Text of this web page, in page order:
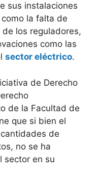
sus instalaciones
la falta de
los reguladores,
como las
sector eléctrico.
de Derecho
de la Facultad de
que si bien el
de
no se ha
sector en su